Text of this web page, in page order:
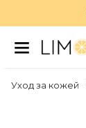
Уход за кожей